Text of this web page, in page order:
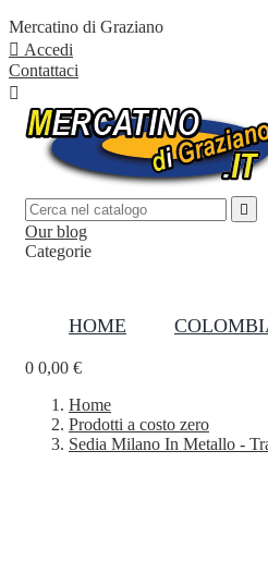
Mercatino di Graziano
 Accedi
Contattaci


Our blog
Categorie
HOME
0 0,00 €
Home
Prodotti a costo zero
Sedia Milano In Metallo -